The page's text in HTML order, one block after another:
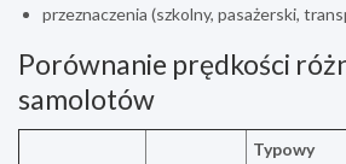
przeznaczenia (szkolny, pasażerski,
Porównanie prędkości
samolotów
Typowy